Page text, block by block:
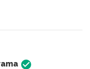
nu renunti,